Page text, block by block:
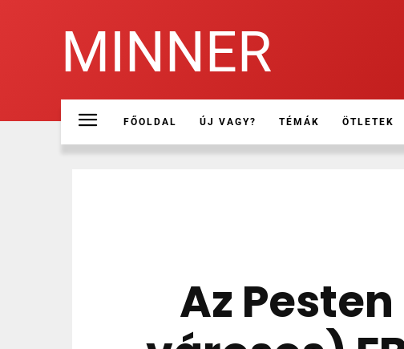
MINNER
FŐOLDAL ÚJ VAGY? TÉMÁK ÖTLETEK
Az